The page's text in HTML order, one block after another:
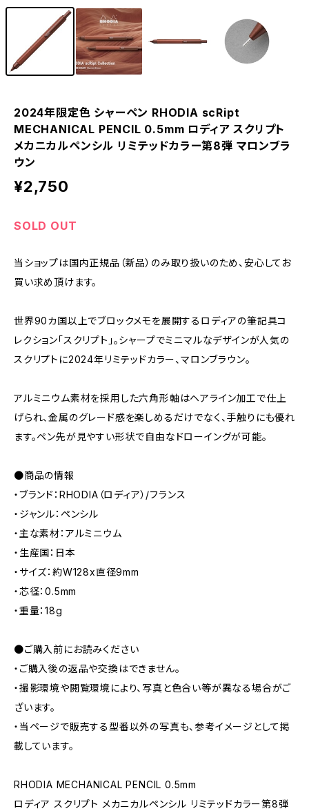
2024年限定色 シャーペン RHODIA scRipt
MECHANICAL PENCIL 0.5mm ロディア スクリプト
メカニカルペンシル リミテッドカラー第8弾 マロンブラ
ウン
¥2,750
SOLD OUT
当ショップは国内正規品（新品）のみ取り扱いのため、安心してお
買い求め頂けます。
世界90カ国以上でブロックメモを展開するロディアの筆記具コ
レクション「スクリプト」。シャープでミニマルなデザインが人気の
スクリプトに2024年リミテッドカラー、マロンブラウン。
アルミニウム素材を採用した六角形軸はヘアライン加工で仕上
げられ、金属のグレード感を楽しめるだけでなく、手触りにも優れ
ます。ペン先が見やすい形状で自由なドローイングが可能。
●商品の情報
・ブランド：RHODIA（ロディア）/フランス
・ジャンル：ペンシル
・主な素材：アルミニウム
・生産国：日本
・サイズ：約W128x直径9mm
・芯径：0.5mm
・重量：18g
●ご購入前にお読みください
・ご購入後の返品や交換はできません。
・撮影環境や閲覧環境により、写真と色合い等が異なる場合がご
ざいます。
・当ページで販売する型番以外の写真も、参考イメージとして掲
載しています。
RHODIA MECHANICAL PENCIL 0.5mm
ロディア スクリプト メカニカルペンシル リミテッドカラー第8弾